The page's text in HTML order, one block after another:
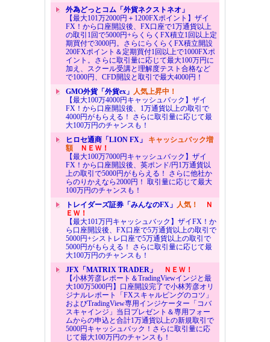
外為どっとコム「外貨ネクストネオ」
【最大101万2000円＋1200FXポイント】ザイ
FX！から口座開設後、FX口座で1万通貨以上
の取引1回で5000円+らくらくFX積立1回以上定
期買付で3000円。さらにらくらくFX積立開設
200FXポイント＆定期買付1回以上で1000FXポ
イント。さらに取引量に応じて最大100万円に
加え、スクール受講と理解度テスト合格など
で1000円、CFD開設と取引で最大4000円！
GMO外貨「外貨ex」 人気上昇中！
【最大100万4000円キャッシュバック】ザイ
FX！から口座開設後、1万通貨以上の取引で
4000円がもらえる！ さらに取引量に応じて最
大100万円のチャンスも！
ヒロセ通商「LION FX」 キャッシュバック増
額ＮＥＷ！
【最大100万7000円キャッシュバック】ザイ
FX！から口座開設後、英ポンド/円1万通貨以
上の取引で5000円がもらえる！ さらに他社か
らのりかえなら2000円！ 取引量に応じて最大
100万円のチャンスも！
トレイダーズ証券「みんなのFX」 人気！
Ｎ
ＥＷ！
【最大101万円キャッシュバック】ザイFX！か
ら口座開設後、FX口座で5万通貨以上の取引で
5000円+シストレ口座で5万通貨以上の取引で
5000円がもらえる！ さらに取引量に応じて最
大100万円のチャンスも！
JFX「MATRIX TRADER」
ＮＥＷ！
【小林芳彦レポート＆TradingViewインジと最
大100万5000円】口座開設完了で小林芳彦オリ
ジナルレポート「FXスキャルピングのコツ」
およびTradingView専用インジケーター「コバ
スキャインジ」当日プレゼント＆専用フォー
ムからの申込と合計1万通貨以上の新規取引で
5000円キャッシュバック！さらに取引量に応
じて最大100万円のチャンスも！